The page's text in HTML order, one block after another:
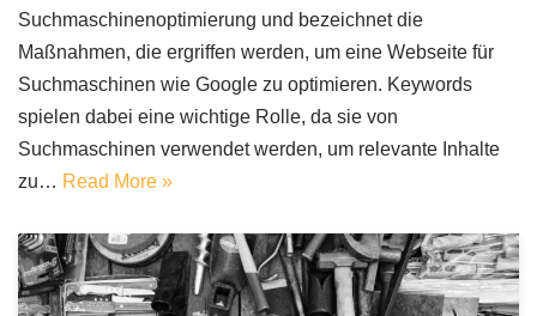
Suchmaschinenoptimierung und bezeichnet die
Maßnahmen, die ergriffen werden, um eine Webseite für
Suchmaschinen wie Google zu optimieren. Keywords
spielen dabei eine wichtige Rolle, da sie von
Suchmaschinen verwendet werden, um relevante Inhalte
zu… Read More »